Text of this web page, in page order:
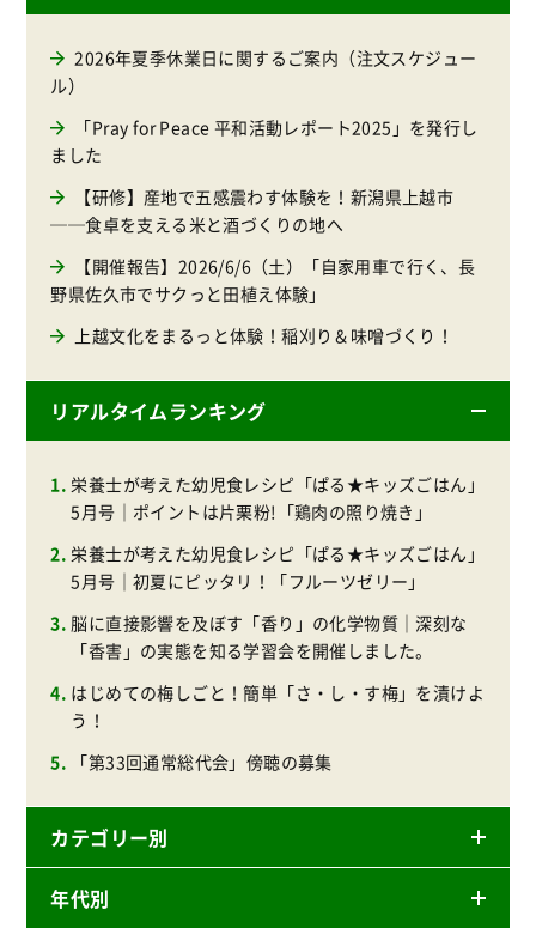
2026年夏季休業日に関するご案内（注文スケジュー
ル）
「Pray for Peace 平和活動レポート2025」を発行し
ました
【研修】産地で五感震わす体験を！新潟県上越市
──食卓を支える米と酒づくりの地へ
【開催報告】2026/6/6（土）「自家用車で行く、長
野県佐久市でサクっと田植え体験」
上越文化をまるっと体験！稲刈り＆味噌づくり！
リアルタイムランキング
栄養士が考えた幼児食レシピ「ぱる★キッズごはん」
5月号｜ポイントは片栗粉!「鶏肉の照り焼き」
栄養士が考えた幼児食レシピ「ぱる★キッズごはん」
5月号｜初夏にピッタリ！「フルーツゼリー」
脳に直接影響を及ぼす「香り」の化学物質｜深刻な
「香害」の実態を知る学習会を開催しました。
はじめての梅しごと！簡単「さ・し・す梅」を漬けよ
う！
「第33回通常総代会」傍聴の募集
カテゴリー別
ニュースリリース
年代別